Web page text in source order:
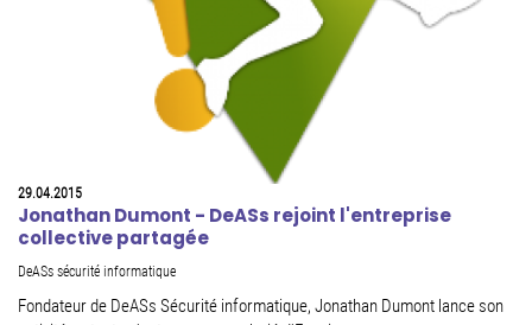
29.04.2015
Jonathan Dumont - DeASs rejoint l'entreprise
collective partagée
DeASs sécurité informatique
Fondateur de DeASs Sécurité informatique, Jonathan Dumont lance son